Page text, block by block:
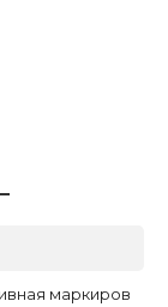
маркиров